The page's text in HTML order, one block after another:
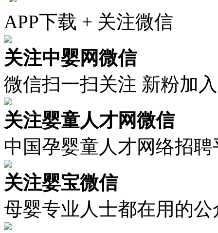
APP下载 + 关注微信
关注中婴网微信
微信扫一扫关注 新粉加
关注婴童人才网微信
中国孕婴童人才网络招聘
关注婴宝微信
母婴专业人士都在用的公